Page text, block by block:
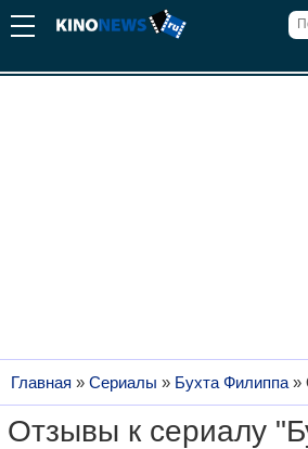
Главная » Сериалы » Бухта Филиппа »
Отзывы к сериалу